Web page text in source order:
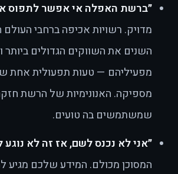
״ברשת האפלה אי אפשר לתפוס
מדויק. רשויות אכיפה ברחבי העולם
השנים את השווקים הגדולים ביותר
מפעיליהם — טעות תפעולית אחת
מספיקה. האנונימיות של הרשת
שמשתמשים בה טועים.
״אני לא נכנס לשם, אז זה לא נוגע
המסוכן מכולם. המידע שלכם